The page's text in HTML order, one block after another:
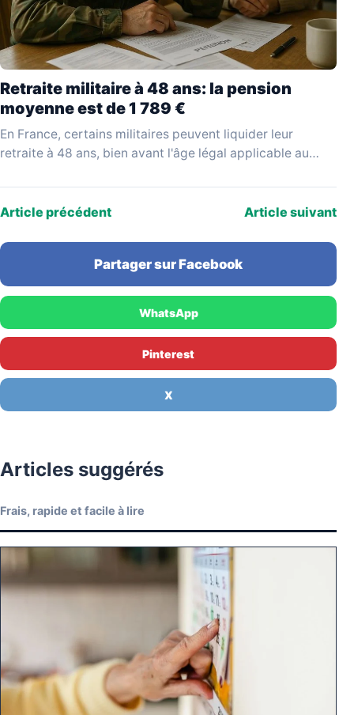
Retraite militaire à 48 ans: la pension
moyenne est de 1 789 €
En France, certains militaires peuvent liquider leur
retraite à 48 ans, bien avant l'âge légal applicable au
Article précédent Article suivant
Partager sur Facebook
WhatsApp
Pinterest
X
Articles suggérés
Frais, rapide et facile à lire